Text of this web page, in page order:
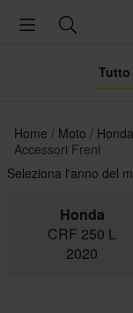
Tutto
Home Moto Honda
Accessori Freni
Seleziona l'anno del
Honda
CRF 250 L
2020